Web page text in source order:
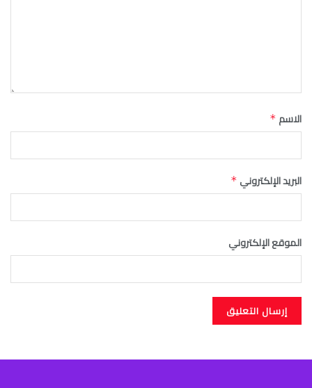
الاسم *
البريد الإلكتروني *
الموقع الإلكتروني